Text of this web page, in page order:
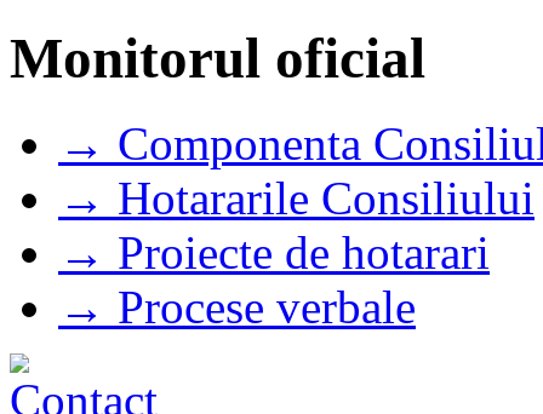
Monitorul oficial
→ Componenta
→ Hotararile Consiliului
→ Proiecte de hotarari
→ Procese verbale